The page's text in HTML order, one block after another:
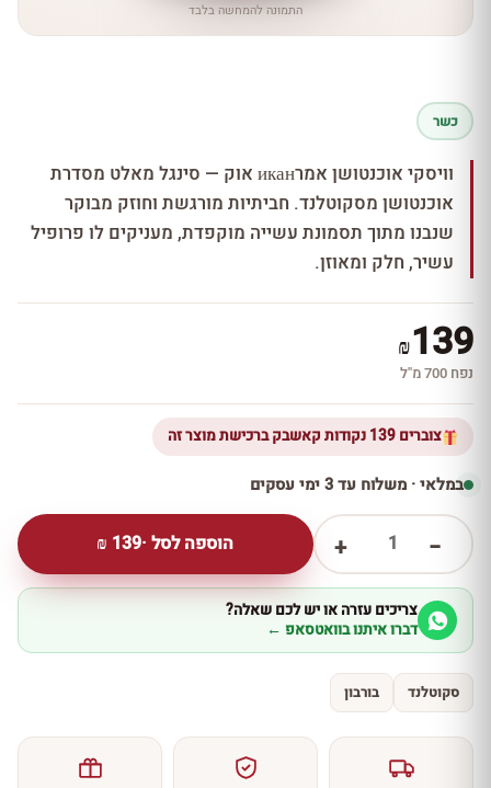
התמונה להמחשה בלבד
כשר
וויסקי אוכנטושן אמרикан אוק — סינגל מאלט מסדרת
אוכנטושן מסקוטלנד. חביתיות מורגשת וחוזק מבוקר
שנבנו מתוך תסמונת עשייה מוקפדת, מעניקים לו פרופיל
עשיר, חלק ומאוזן.
₪139
נפח 700 מ''ל
צוברים 139 נקודות קאשבק ברכישת מוצר זה
במלאי · משלוח עד 3 ימי עסקים
−
1
+ הוספה לסל ·139
₪
צריכים עזרה או יש לכם שאלה?
דברו איתנו בוואטסאפ ←
סקוטלנד בורבון